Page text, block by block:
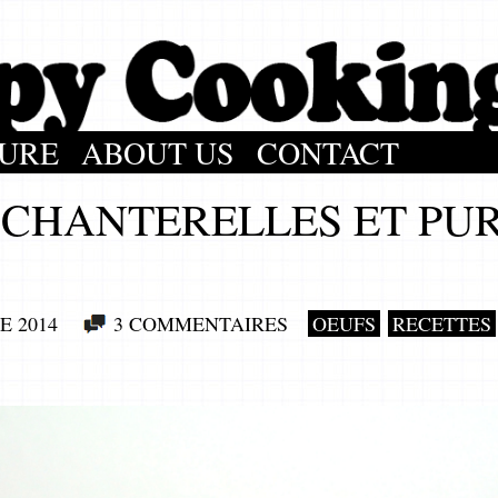
ABOUT US CONTACT
ET
2014 3 COMMENTAIRES OEUFS RECETTES